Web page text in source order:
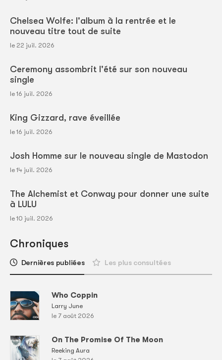
Chelsea Wolfe: l'album à la rentrée et le
nouveau titre tout de suite
le 22 juil. 2026
Ceremony assombrit l'été sur son nouveau
single
le 16 juil. 2026
King Gizzard, rave éveillée
le 16 juil. 2026
Josh Homme sur le nouveau single de Mastodon
le 14 juil. 2026
The Alchemist et Conway pour donner une suite
à LULU
le 10 juil. 2026
Chroniques
Dernières publiées Les plus consultées
Who Coppin
Larry June
le 7 août 2026
On The Promise Of The Moon
Reeking Aura